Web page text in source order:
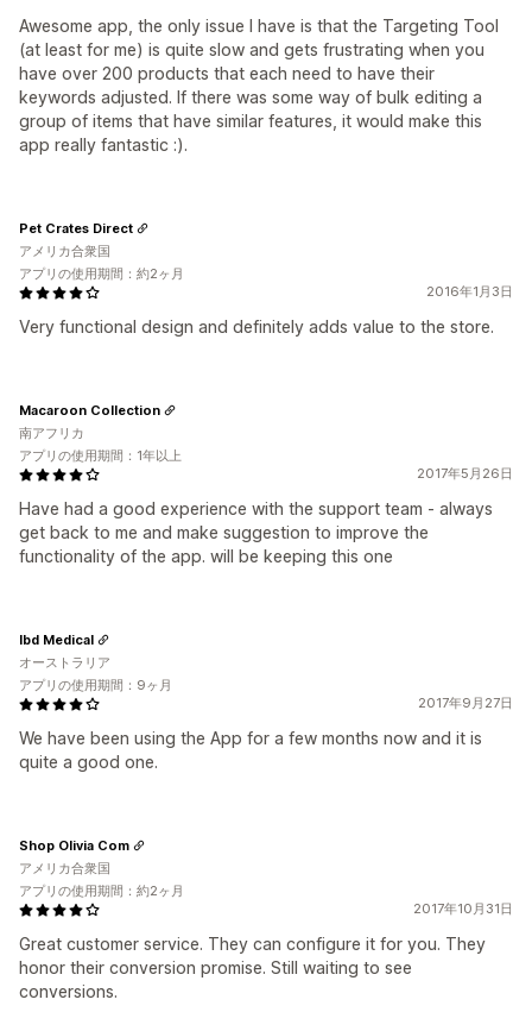
Awesome app, the only issue I have is that the Targeting Tool
(at least for me) is quite slow and gets frustrating when you
have over 200 products that each need to have their
keywords adjusted. If there was some way of bulk editing a
group of items that have similar features, it would make this
app really fantastic :).
2016年1月3日
Very functional design and definitely adds value to the store.
Pet Crates Direct
アメリカ合衆国
アプリの使用期間：約2ヶ月
2017年5月26日
Have had a good experience with the support team - always
get back to me and make suggestion to improve the
functionality of the app. will be keeping this one
Macaroon Collection
南アフリカ
アプリの使用期間：1年以上
2017年9月27日
We have been using the App for a few months now and it is
quite a good one.
Ibd Medical
オーストラリア
アプリの使用期間：9ヶ月
2017年10月31日
Great customer service. They can configure it for you. They
honor their conversion promise. Still waiting to see
conversions.
Shop Olivia Com
アメリカ合衆国
アプリの使用期間：約2ヶ月